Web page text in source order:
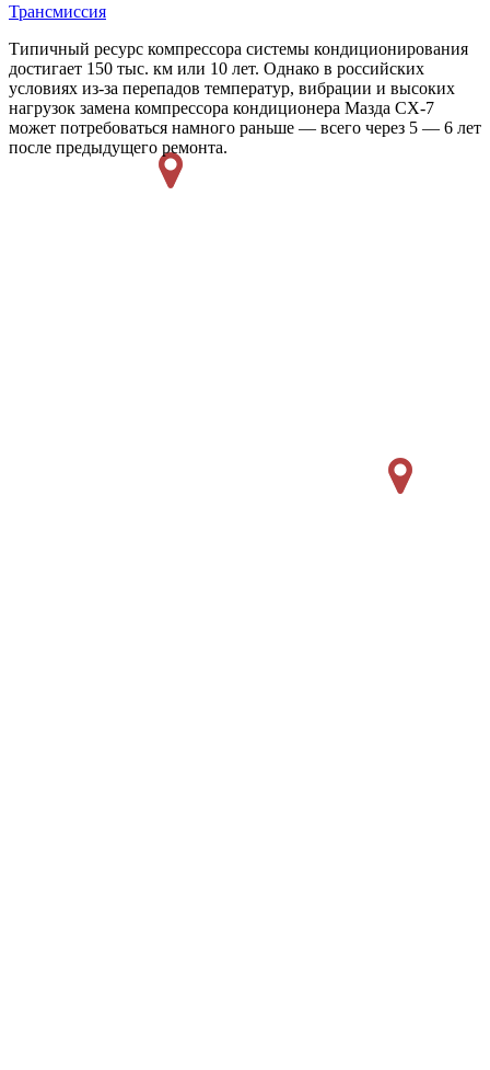
Трансмиссия
Типичный ресурс компрессора системы кондиционирования
достигает 150 тыс. км или 10 лет. Однако в российских
условиях из-за перепадов температур, вибрации и высоких
нагрузок замена компрессора кондиционера Мазда СХ-7
может потребоваться намного раньше — всего через 5 — 6 лет
после предыдущего ремонта.